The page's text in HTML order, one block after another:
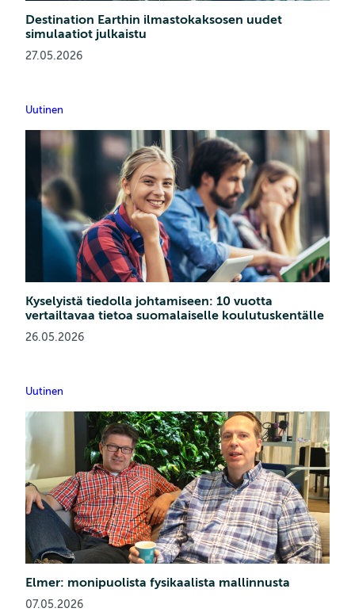
Destination Earthin ilmastokaksosen uudet
simulaatiot julkaistu
27.05.2026
Uutinen
Kyselyistä tiedolla johtamiseen: 10 vuotta
vertailtavaa tietoa suomalaiselle koulutuskentälle
26.05.2026
Uutinen
Elmer: monipuolista fysikaalista mallinnusta
07.05.2026